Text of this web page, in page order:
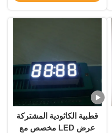
قطبية الكاثودية المشتركة
عرض LED مخصص مع